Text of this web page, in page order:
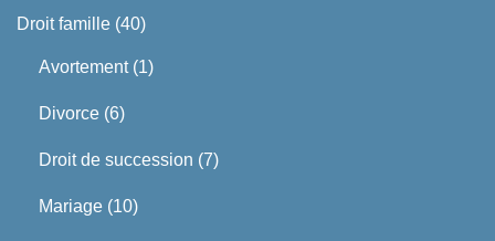
Droit famille (40)
Avortement(1)
Divorce (6)
Droit de succession (7)
Mariage (10)